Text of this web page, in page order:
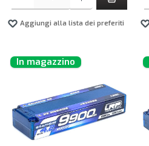
Aggiungi alla lista dei preferiti
In magazzino